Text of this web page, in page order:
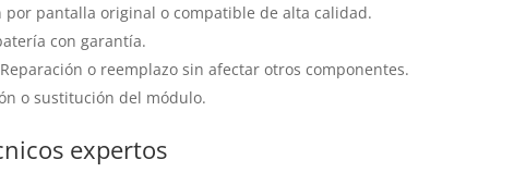
por pantalla original o compatible de alta calidad.
con garantía.
o reemplazo sin afectar otros componentes.
o sustitución del módulo.
expertos